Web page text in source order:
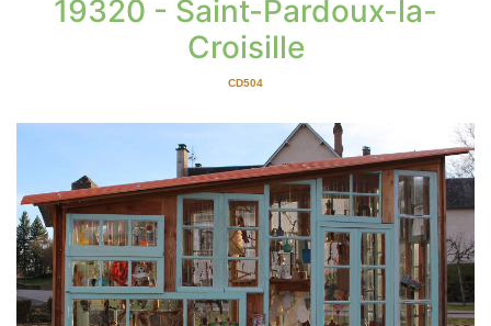
19320 - Saint-Pardoux-la-
Croisille
CD504